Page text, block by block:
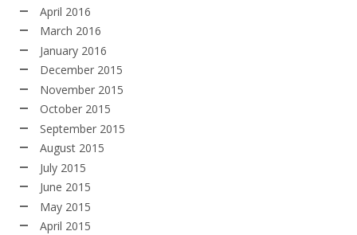
April 2016
March 2016
January 2016
December 2015
November 2015
October 2015
September 2015
August 2015
July 2015
June 2015
May 2015
April 2015